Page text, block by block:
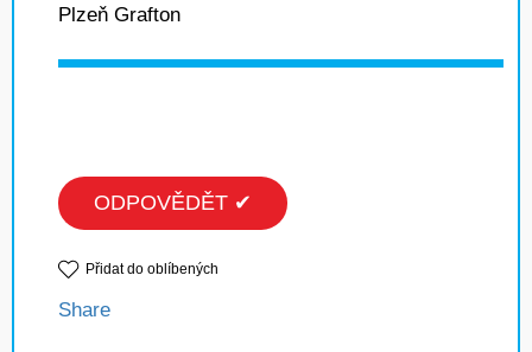
Plzeň Grafton
ODPOVĚDĚT ✔
Přidat do oblíbených
Share